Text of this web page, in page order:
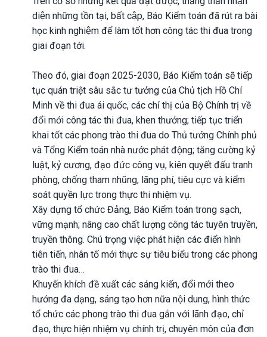
diện những tồn tại, bất cập, Báo Kiểm toán đã rút ra bài
học kinh nghiệm để làm tốt hơn công tác thi đua trong
giai đoạn tới.
Theo đó, giai đoạn 2025-2030, Báo Kiểm toán sẽ tiếp
tục quán triệt sâu sắc tư tưởng của Chủ tịch Hồ Chí
Minh về thi đua ái quốc, các chỉ thị của Bộ Chính trị về
đổi mới công tác thi đua, khen thưởng; tiếp tục triển
khai tốt các phong trào thi đua do Thủ tướng Chính phủ
và Tổng Kiểm toán nhà nước phát động; tăng cường kỷ
luật, kỷ cương, đạo đức công vụ, kiên quyết đấu tranh
phòng, chống tham nhũng, lãng phí, tiêu cực và kiểm
soát quyền lực trong thực thi nhiệm vụ.
Xây dựng tổ chức Đảng, Báo Kiểm toán trong sạch,
vững mạnh; nâng cao chất lượng công tác tuyên truyền,
truyền thông. Chú trọng việc phát hiện các điển hình
tiên tiến, nhân tố mới thực sự tiêu biểu trong các phong
trào thi đua…
Khuyến khích đề xuất các sáng kiến, đổi mới theo
hướng đa dạng, sáng tạo hơn nữa nội dung, hình thức
tổ chức các phong trào thi đua gắn với lãnh đạo, chỉ
đạo, thực hiện nhiệm vụ chính trị, chuyên môn của đơn